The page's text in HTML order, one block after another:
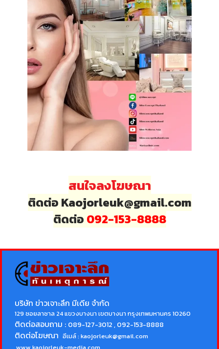
สนใจลงโฆษณา
ติดต่อ Kaojorleuk@gmail.com
ติดต่อ 092-153-8888
บริษัท ข่าวเจาะลึก มีเดีย จำกัด
129 ซอยลาซาล 24 แขวงบางนา เขตบางนา กรุงเทพมหานคร 10260
ติดต่อสอบถาม : 089-127-3012 , 092-153-8888
ติดต่อโฆษณา อีเมล์ :kaojorleuk@gmail.com